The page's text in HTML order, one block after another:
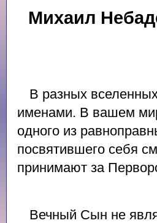
Михаил
В разных
именами. В вашем
одного из
посвятившего себя
принимают за
Вечный Сын не